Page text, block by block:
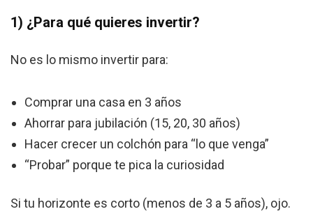
1) ¿Para qué quieres invertir?
No es lo mismo invertir para:
Comprar una casa en 3 años
Ahorrar para jubilación (15, 20, 30 años)
Hacer crecer un colchón para “lo que venga”
“Probar” porque te pica la curiosidad
Si tu horizonte es corto (menos de 3 a 5 años), ojo.